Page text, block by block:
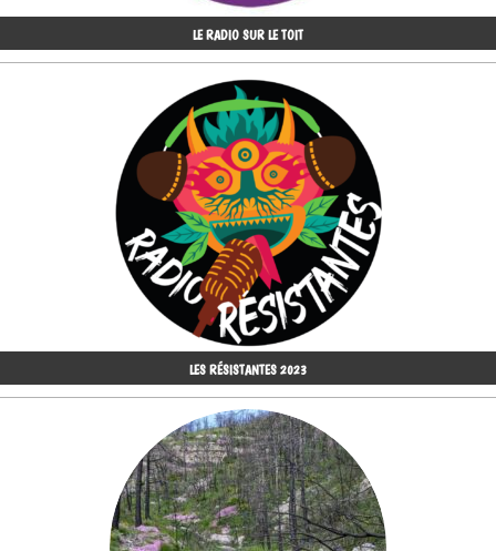
LE RADIO SUR LE TOIT
LES RÉSISTANTES 2023